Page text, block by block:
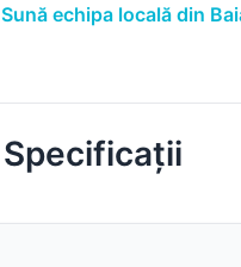
Sună echipa locală din
Specificații